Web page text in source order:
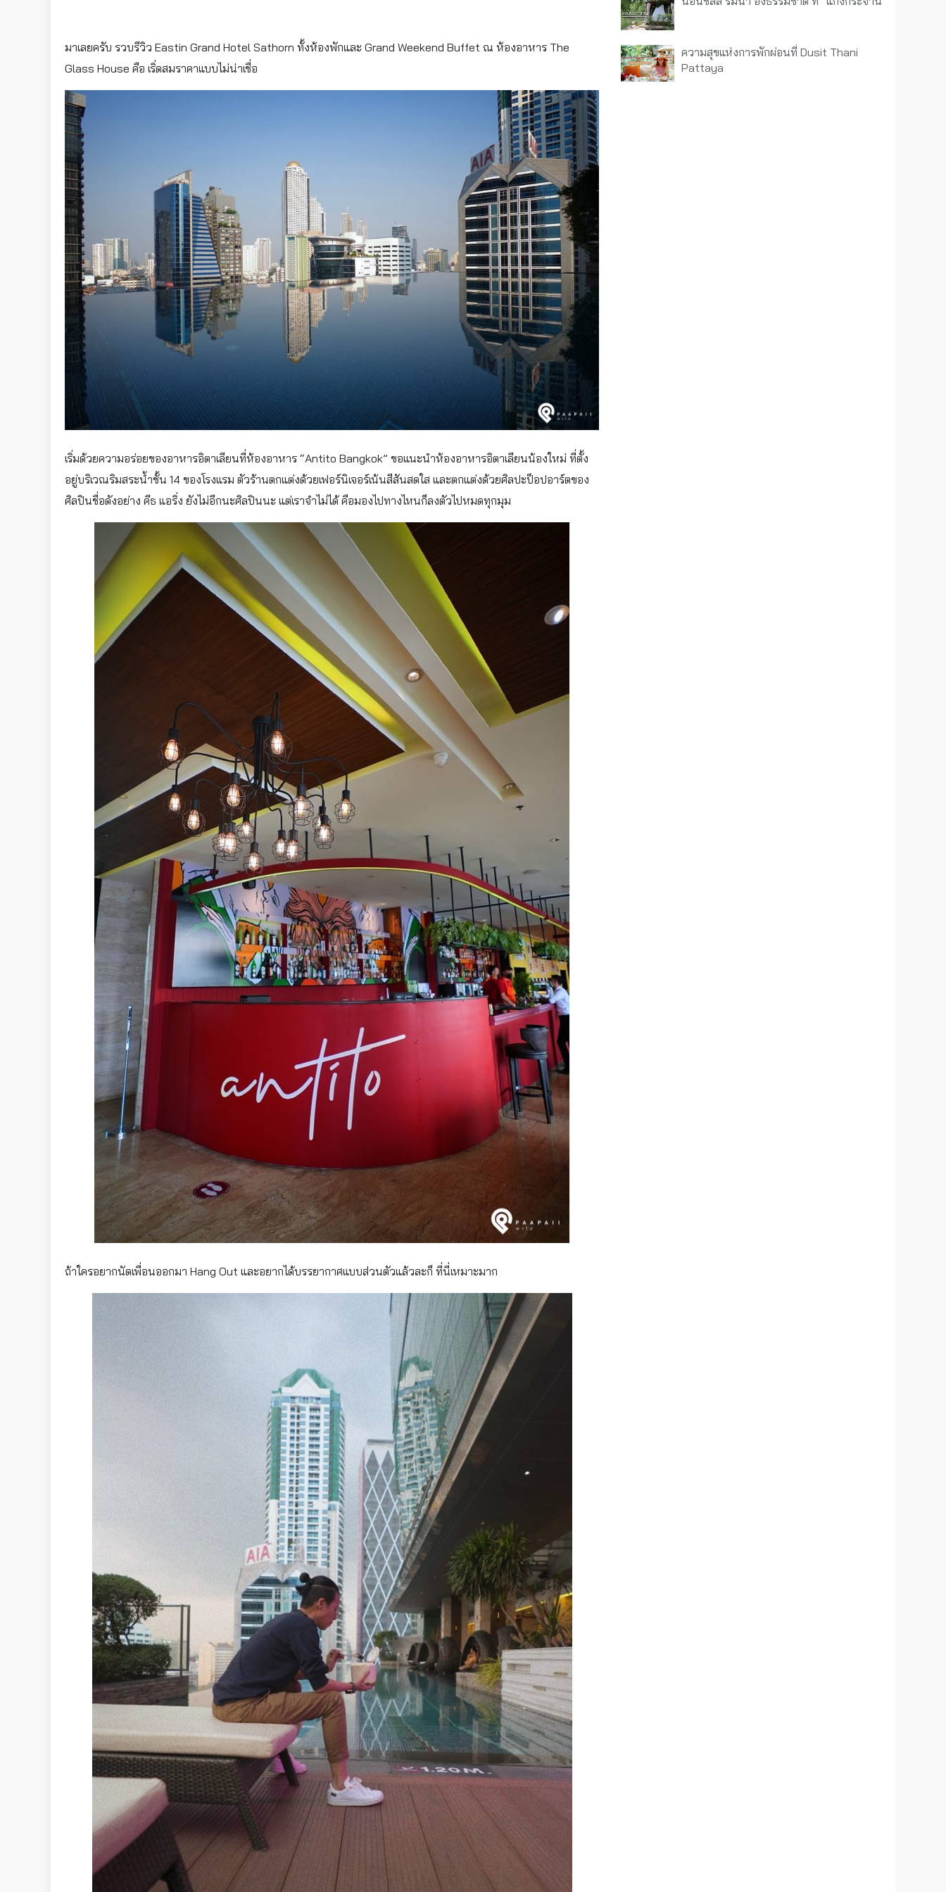
มาเลยครับ รวบรีวิว Eastin Grand Hotel Sathorn ทั้งห้องพักและ Grand Weekend Buffet ณ ห้องอาหาร The
Glass House คือ เริ่ดสมราคาแบบไม่น่าเชื่อ
เริ่มด้วยความอร่อยของอาหารอิตาเลียนที่ห้องอาหาร “Antito Bangkok” ขอแนะนำห้องอาหารอิตาเลียนน้องใหม่ ที่ตั้ง
อยู่บริเวณริมสระน้ำชั้น 14 ของโรงแรม ตัวร้านตกแต่งด้วยเฟอร์นิเจอร์เน้นสีสันสดใส และตกแต่งด้วยศิลปะป็อปอาร์ตของ
ศิลปินชื่อดังอย่าง คีธ แอริ่ง ยังไม่อีกนะศิลปินนะ แต่เราจำไม่ได้ คือมองไปทางไหนก็ลงตัวไปหมดทุกมุม
ถ้าใครอยากนัดเพื่อนออกมา Hang Out และอยากได้บรรยากาศแบบส่วนตัวแล้วละก็ ที่นี่เหมาะมาก
ความสุขแห่งการพักผ่อนที่ Dusit Thani
Pattaya